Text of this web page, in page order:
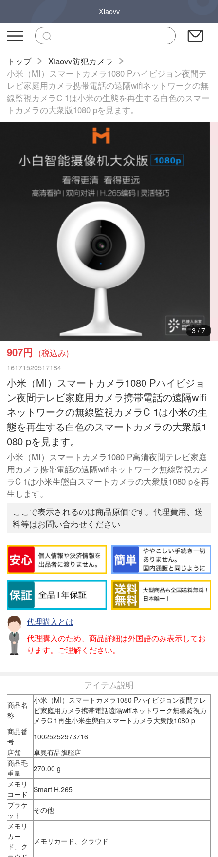
Xiaovv
トップ
Xiaovv防犯カメラ
小米（MI）スマートカメラ1080 Pハイビジョン夜間テ
レビ家庭用カメラ携帯電話の遠隔wifiネットワークの無
線監視カメラC 1は小米の生態を再生する白色のスマー
トカメラの大衆版1080 pを見ます。
3/ 7
907円 (税込み)
16171520517184
小米（MI）スマートカメラ1080 Pハイビジョ
ン夜間テレビ家庭用カメラ携帯電話の遠隔wifi
ネットワークの無線監視カメラC 1は小米の生
態を再生する白色のスマートカメラの大衆版1
080 pを見ます。
小米（MI）スマートカメラ1080 P高清夜間テレビ家庭
用カメラ携帯電話の遠隔wifiネットワーク無線監視カメ
ラC 1は小米生態白スマートカメラの大衆版1080 pを再
生します。
ここで表示されるのは商品原価です。代理費用、送
料等はお問い合わせください
代理購入とは
代理購入のため、商品詳細は外国語のみ表示してお
ります。ご理解ください。
アイテム説明
商品名
称
小米（MI）スマートカメラ1080 Pハイビジョン夜間テレ
ビ家庭用カメラ携帯電話遠隔wifiネットワーク無線監視カ
メラC 1再生小米生態白スマートカメラ大衆版1080 p
商品番
号
10025252973716
店舗
卓曼有品旗艦店
商品毛
重量
270.00 g
メモリ
コード
Smart H.265
ブラケ
ット
その他
メモリ
カー
ド、ク
メモリカード、クラウド